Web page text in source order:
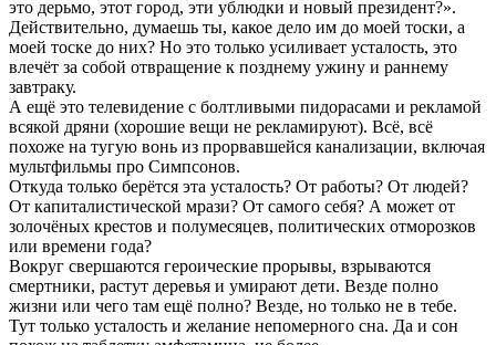
это дерьмо, этот город, эти ублюдки и новый президент?».
Действительно, думаешь ты, какое дело им до моей тоски, а
моей тоске до них? Но это только усиливает усталость, это
влечёт за собой отвращение к позднему ужину и раннему
завтраку.
А ещё это телевидение с болтливыми пидорасами и рекламой
всякой дряни (хорошие вещи не рекламируют). Всё, всё
похоже на тугую вонь из прорвавшейся канализации, включая
мультфильмы про Симпсонов.
Откуда только берётся эта усталость? От работы? От людей?
От капиталистической мрази? От самого себя? А может от
золочёных крестов и полумесяцев, политических отморозков
или времени года?
Вокруг свершаются героические прорывы, взрываются
смертники, растут деревья и умирают дети. Везде полно
жизни или чего там ещё полно? Везде, но только не в тебе.
Тут только усталость и желание непомерного сна. Да и сон